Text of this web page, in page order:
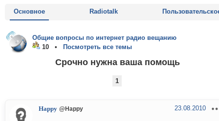
Основное Radiotalk
Общие вопросы по интернет радио вещанию
10 •
Посмотреть все темы
Срочно нужна ваша помощь
1
Happy @Happy 23.08.2010